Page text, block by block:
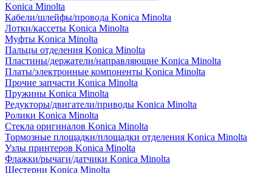
Konica Minolta
Кабели/шлейфы/провода Konica Minolta
Лотки/кассеты Konica Minolta
Муфты Konica Minolta
Пальцы отделения Konica Minolta
Пластины/держатели/направляющие Konica Minolta
Платы/электронные компоненты Konica Minolta
Прочие запчасти Konica Minolta
Пружины Konica Minolta
Редукторы/двигатели/приводы Konica Minolta
Ролики Konica Minolta
Стекла оригиналов Konica Minolta
Тормозные площадки/площадки отделения Konica Minolta
Узлы принтеров Konica Minolta
Флажки/рычаги/датчики Konica Minolta
Шестерни Konica Minolta